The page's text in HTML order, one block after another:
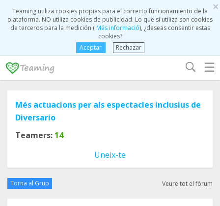
×
Teaming utiliza cookies propias para el correcto funcionamiento de la
plataforma. NO utiliza cookies de publicidad. Lo que sí utiliza son cookies
de terceros para la medición (Més informació), ¿deseas consentir estas
cookies?
Aceptar
Rechazar
☰
Més actuacions per als espectacles inclusius de
Diversario
Teamers: 14
Uneix-te
Torna al Grup Veure tot el fòrum